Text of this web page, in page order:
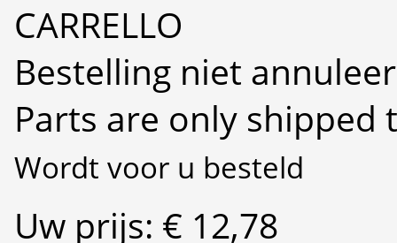
CARRELLO
Bestelling niet
Parts are only shipped
Wordt voor u besteld
Uw prijs: € 12,78